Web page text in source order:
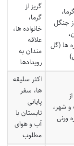
جنگل
ها (گل
گریز از
گرما،
خانواده ها،
علاقه
مندان به
رویدادها
شهر،
ورنی
اکثر سلیقه
ها، سفر
پایانی
تابستان با
آب و هوای
مطلوب